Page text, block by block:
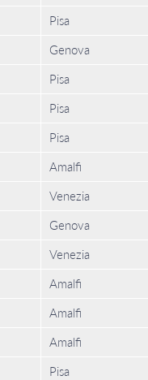
Pisa
Genova
Pisa
Pisa
Pisa
Amalfi
Venezia
Genova
Venezia
Amalfi
Amalfi
Amalfi
Pisa